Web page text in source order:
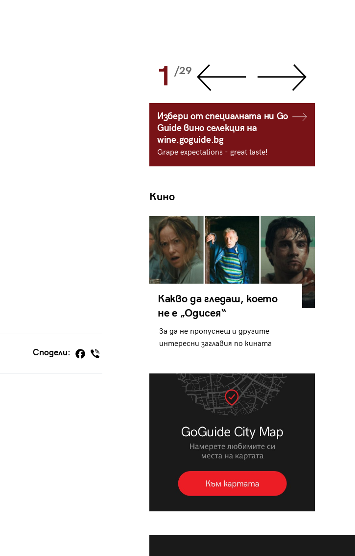
Сподели:
1 /29
Избери от специалната ни Go
Guide вино селекция на
wine.goguide.bg
Grape expectations - great taste!
Кино
Какво да гледаш, което
не е „Одисея“
За да не пропуснеш и другите
интересни заглавия по кината